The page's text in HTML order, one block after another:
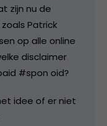
zijn nu de
Patrick
op alle online
disclaimer
#spon oid?
idee of er niet